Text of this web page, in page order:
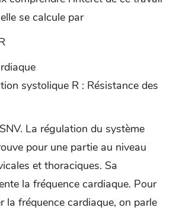
se calcule par
systolique R : Résistance des
La régulation du système
pour une partie au niveau
et thoraciques. Sa
la fréquence cardiaque. Pour
la fréquence cardiaque, on parle